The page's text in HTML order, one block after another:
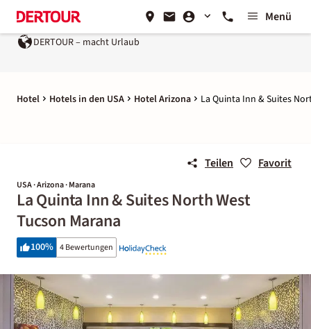
Menü
DERTOUR – macht Urlaub
Hotel Hotels in den USA Hotel Arizona La Quinta Inn & Suites
Teilen Favorit
USA · Arizona · Marana
La Quinta Inn & Suites North West
Tucson Marana
100% 4 Bewertungen